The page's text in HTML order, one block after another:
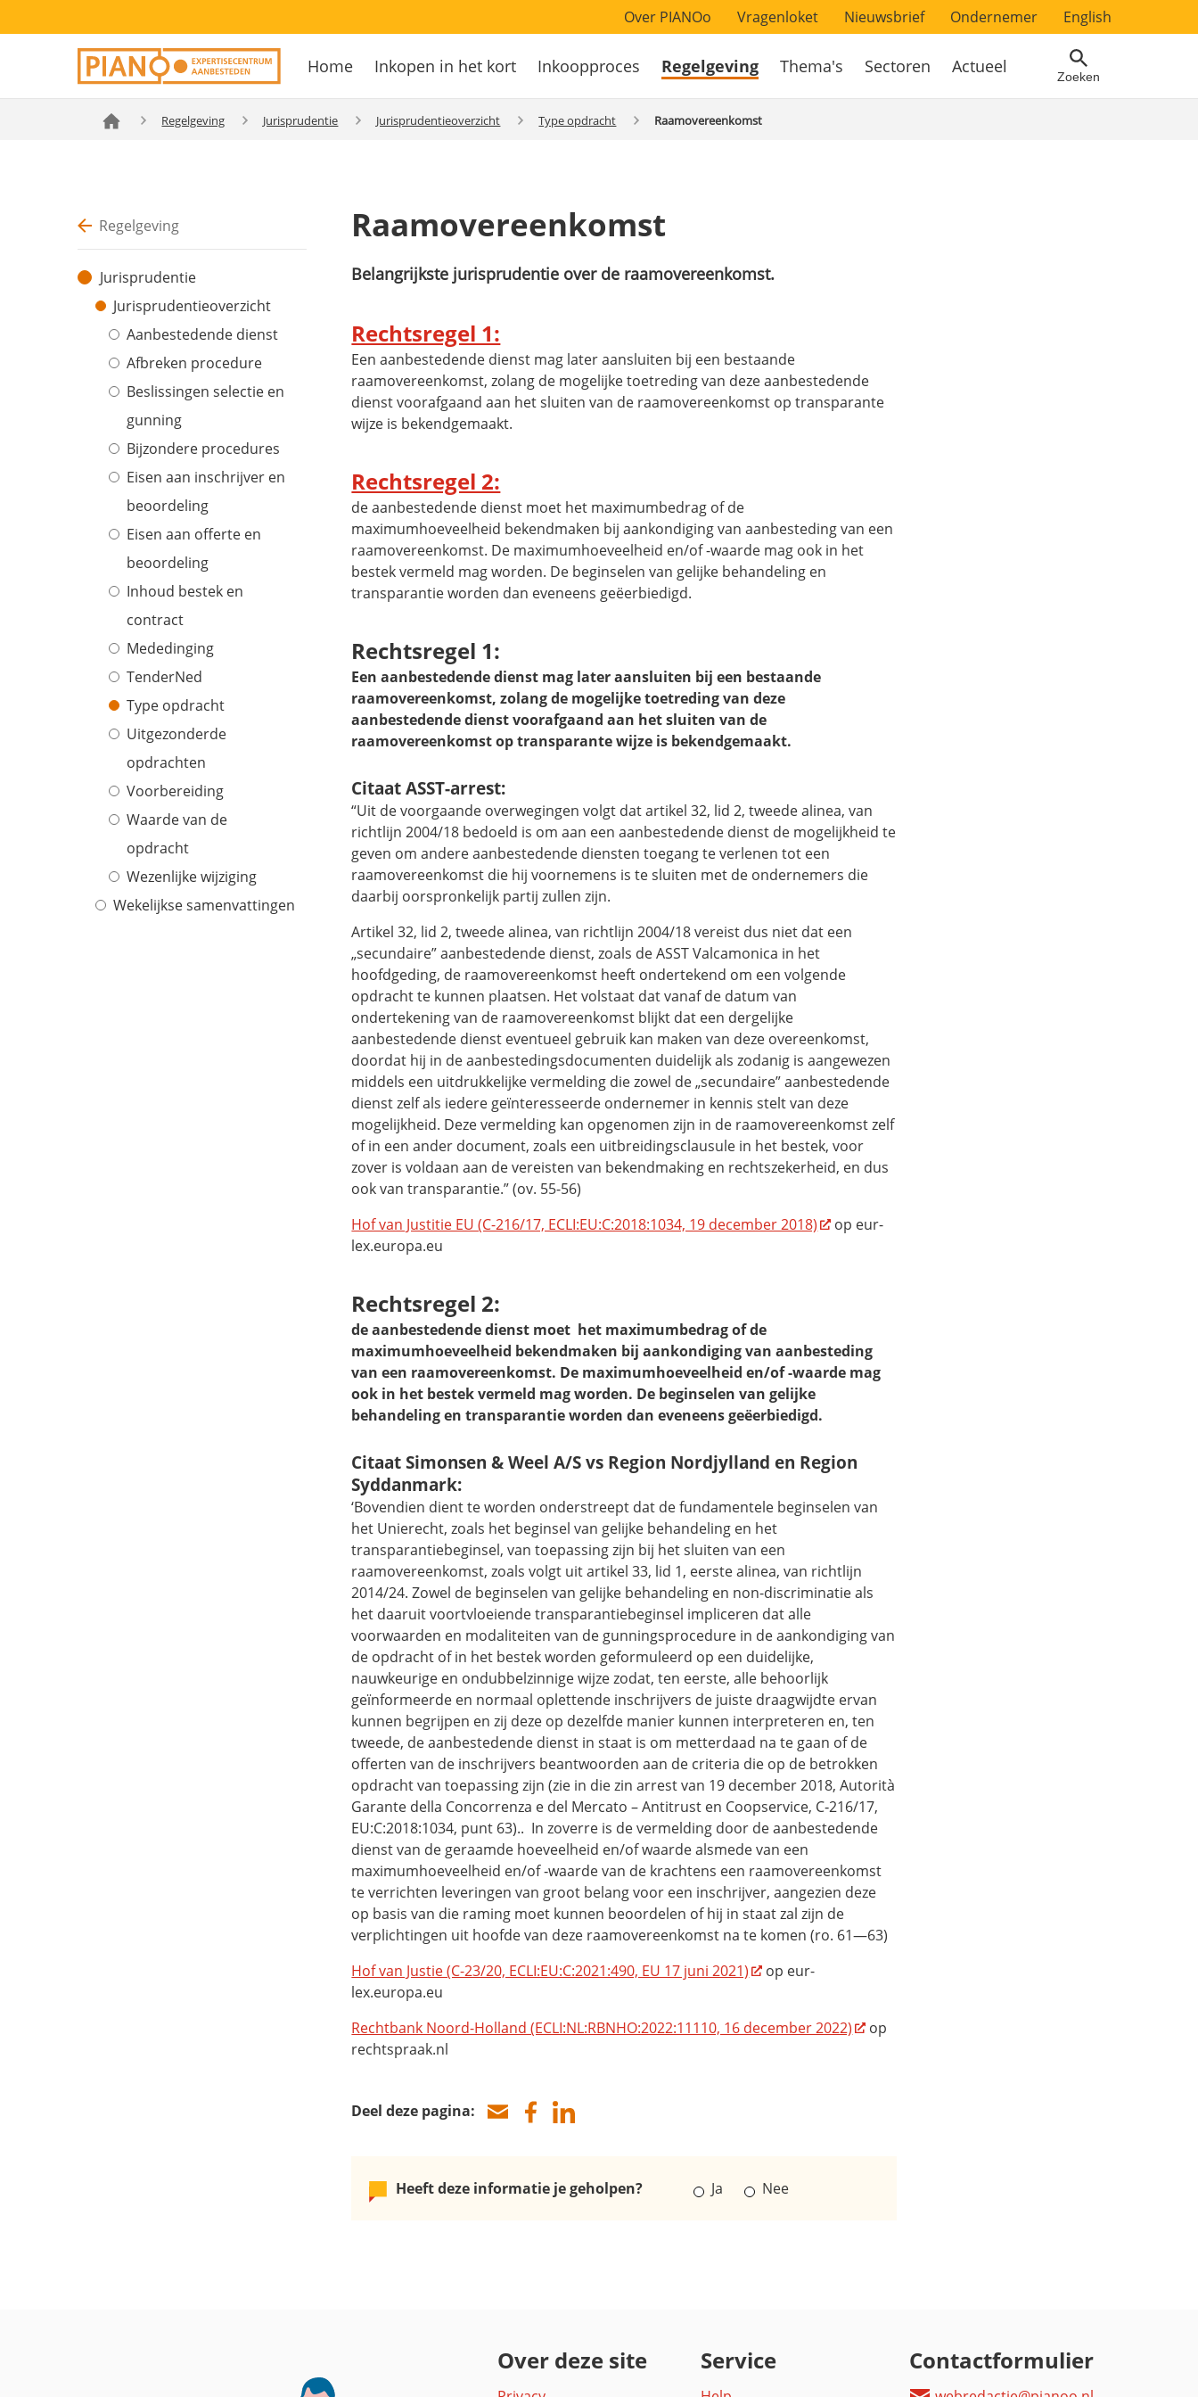
Overslaan
Secondary
navigation
Over PIANOo Vragenloket Nieuwsbrief Ondernemer English
Hoofdnavigatie
Home Inkopen in het kort Inkoopproces Regelgeving Thema's Sectoren Actueel Zoeken
Regelgeving Jurisprudentie Jurisprudentieoverzicht Type opdracht Raamovereenkomst
Regelgeving
Jurisprudentie
Jurisprudentieoverzicht
Aanbestedende dienst
Afbreken procedure
Beslissingen selectie en
gunning
Bijzondere procedures
Eisen aan inschrijver en
beoordeling
Eisen aan offerte en
beoordeling
Inhoud bestek en
contract
Mededinging
TenderNed
Type opdracht
Uitgezonderde
opdrachten
Voorbereiding
Waarde van de
opdracht
Wezenlijke wijziging
Wekelijkse samenvattingen
Raamovereenkomst
Belangrijkste jurisprudentie over de raamovereenkomst.
Rechtsregel 1:
Een aanbestedende dienst mag later aansluiten bij een bestaande
raamovereenkomst, zolang de mogelijke toetreding van deze aanbestedende
dienst voorafgaand aan het sluiten van de raamovereenkomst op transparante
wijze is bekendgemaakt.
Rechtsregel 2:
de aanbestedende dienst moet het maximumbedrag of de
maximumhoeveelheid bekendmaken bij aankondiging van aanbesteding van een
raamovereenkomst. De maximumhoeveelheid en/of -waarde mag ook in het
bestek vermeld mag worden. De beginselen van gelijke behandeling en
transparantie worden dan eveneens geëerbiedigd.
Rechtsregel 1:
Een aanbestedende dienst mag later aansluiten bij een bestaande
raamovereenkomst, zolang de mogelijke toetreding van deze
aanbestedende dienst voorafgaand aan het sluiten van de
raamovereenkomst op transparante wijze is bekendgemaakt.
Citaat ASST-arrest:
“Uit de voorgaande overwegingen volgt dat artikel 32, lid 2, tweede alinea, van
richtlijn 2004/18 bedoeld is om aan een aanbestedende dienst de mogelijkheid te
geven om andere aanbestedende diensten toegang te verlenen tot een
raamovereenkomst die hij voornemens is te sluiten met de ondernemers die
daarbij oorspronkelijk partij zullen zijn.
Artikel 32, lid 2, tweede alinea, van richtlijn 2004/18 vereist dus niet dat een
„secundaire” aanbestedende dienst, zoals de ASST Valcamonica in het
hoofdgeding, de raamovereenkomst heeft ondertekend om een volgende
opdracht te kunnen plaatsen. Het volstaat dat vanaf de datum van
ondertekening van de raamovereenkomst blijkt dat een dergelijke
aanbestedende dienst eventueel gebruik kan maken van deze overeenkomst,
doordat hij in de aanbestedingsdocumenten duidelijk als zodanig is aangewezen
middels een uitdrukkelijke vermelding die zowel de „secundaire” aanbestedende
dienst zelf als iedere geïnteresseerde ondernemer in kennis stelt van deze
mogelijkheid. Deze vermelding kan opgenomen zijn in de raamovereenkomst zelf
of in een ander document, zoals een uitbreidingsclausule in het bestek, voor
zover is voldaan aan de vereisten van bekendmaking en rechtszekerheid, en dus
ook van transparantie.” (ov. 55-56)
Hof van Justitie EU (C-216/17, ECLI:EU:C:2018:1034, 19 december 2018)
op eur-
lex.europa.eu
Rechtsregel 2:
de aanbestedende dienst moet het maximumbedrag of de
maximumhoeveelheid bekendmaken bij aankondiging van aanbesteding
van een raamovereenkomst. De maximumhoeveelheid en/of -waarde mag
ook in het bestek vermeld mag worden. De beginselen van gelijke
behandeling en transparantie worden dan eveneens geëerbiedigd.
Citaat Simonsen & Weel A/S vs Region Nordjylland en Region
Syddanmark:
‘Bovendien dient te worden onderstreept dat de fundamentele beginselen van
het Unierecht, zoals het beginsel van gelijke behandeling en het
transparantiebeginsel, van toepassing zijn bij het sluiten van een
raamovereenkomst, zoals volgt uit artikel 33, lid 1, eerste alinea, van richtlijn
2014/24. Zowel de beginselen van gelijke behandeling en non-discriminatie als
het daaruit voortvloeiende transparantiebeginsel impliceren dat alle
voorwaarden en modaliteiten van de gunningsprocedure in de aankondiging van
de opdracht of in het bestek worden geformuleerd op een duidelijke,
nauwkeurige en ondubbelzinnige wijze zodat, ten eerste, alle behoorlijk
geïnformeerde en normaal oplettende inschrijvers de juiste draagwijdte ervan
kunnen begrijpen en zij deze op dezelfde manier kunnen interpreteren en, ten
tweede, de aanbestedende dienst in staat is om metterdaad na te gaan of de
offerten van de inschrijvers beantwoorden aan de criteria die op de betrokken
opdracht van toepassing zijn (zie in die zin arrest van 19 december 2018, Autorità
Garante della Concorrenza e del Mercato – Antitrust en Coopservice, C‑216/17,
EU:C:2018:1034, punt 63).. In zoverre is de vermelding door de aanbestedende
dienst van de geraamde hoeveelheid en/of waarde alsmede van een
maximumhoeveelheid en/of ‑waarde van de krachtens een raamovereenkomst
te verrichten leveringen van groot belang voor een inschrijver, aangezien deze
op basis van die raming moet kunnen beoordelen of hij in staat zal zijn de
verplichtingen uit hoofde van deze raamovereenkomst na te komen (ro. 61—63)
Hof van Justie (C-23/20, ECLI:EU:C:2021:490, EU 17 juni 2021)
op eur-
lex.europa.eu
Rechtbank Noord-Holland (ECLI:NL:RBNHO:2022:11110, 16 december 2022)
op
rechtspraak.nl
Deel deze pagina:
Heeft deze informatie je geholpen? Ja Nee
Over deze site Service Contactformulier